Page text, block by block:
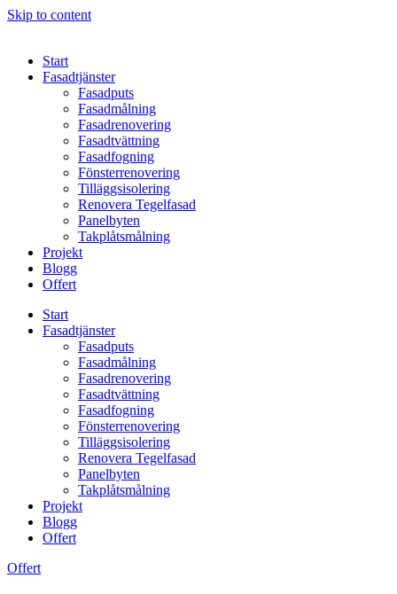
Skip to content
Start
Fasadtjänster
Fasadputs
Fasadmålning
Fasadrenovering
Fasadtvättning
Fasadfogning
Fönsterrenovering
Tilläggsisolering
Renovera Tegelfasad
Panelbyten
Takplåtsmålning
Projekt
Blogg
Offert
Start
Fasadtjänster
Fasadputs
Fasadmålning
Fasadrenovering
Fasadtvättning
Fasadfogning
Fönsterrenovering
Tilläggsisolering
Renovera Tegelfasad
Panelbyten
Takplåtsmålning
Projekt
Blogg
Offert
Offert